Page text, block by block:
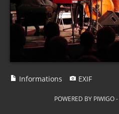
Informations EXIF
POWERED BY PIWIGO-